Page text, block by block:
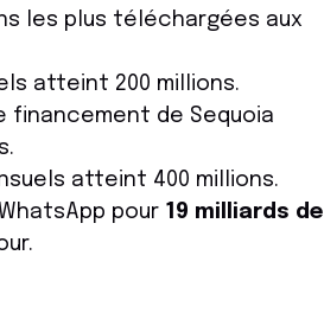
les plus téléchargées aux
atteint 200 millions.
financement de Sequoia
atteint 400 millions.
pour 19 milliards de